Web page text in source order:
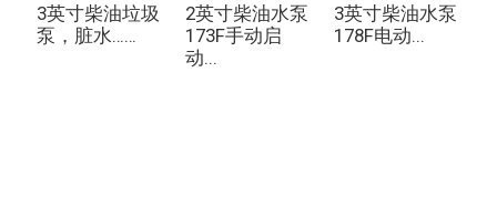
3英寸柴油垃圾
泵，脏水……
2英寸柴油水泵
173F手动启
动...
3英寸柴油水泵
178F电动...